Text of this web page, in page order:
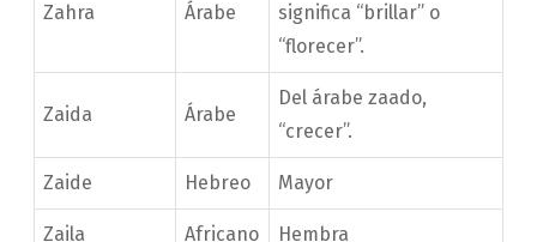
Zahra Árabe
significa “brillar” o
“florecer”.
Zaida Árabe
Del árabe zaado,
“crecer”.
Zaide Hebreo Mayor
Zaila Africano Hembra